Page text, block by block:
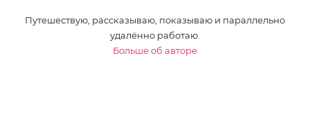
Путешествую, рассказываю, показываю и параллельно
удалённо работаю.
Больше об авторе